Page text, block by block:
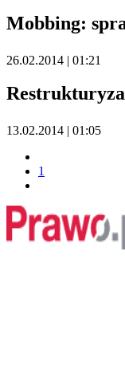
Mobbing:
26.02.2014 | 01:21
13.02.2014 | 01:05
1